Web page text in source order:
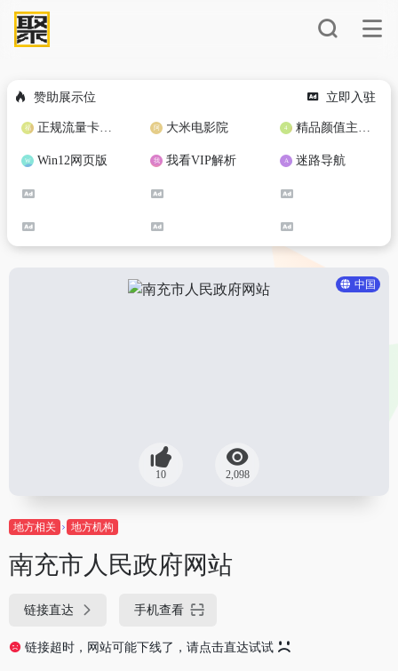
赞助展示位 立即入驻
正规流量卡免费加盟合作 大米电影院 精品颜值主播定制
Win12网页版 我看VIP解析 迷路导航
中国
10 2,098
地方相关 地方机构
南充市人民政府网站
链接直达 手机查看
链接超时，网站可能下线了，请点击直达试试